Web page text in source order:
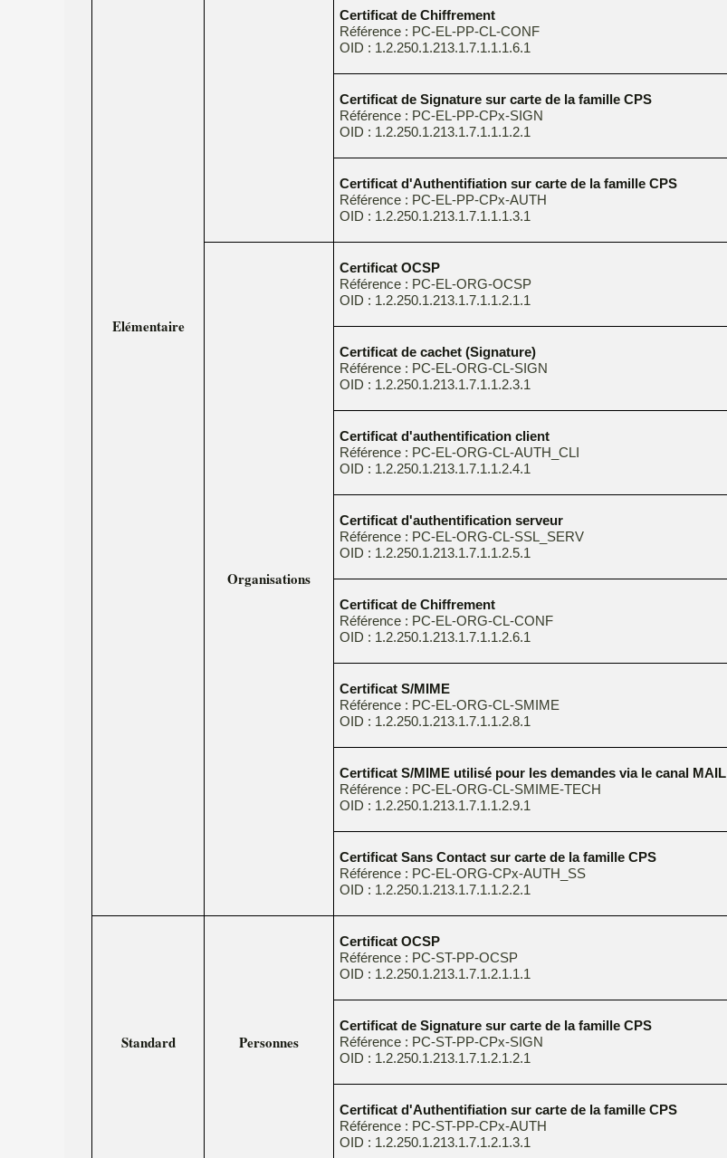
Elémentaire
Certificat de Chiffrement
Référence : PC-EL-PP-CL-CONF
OID : 1.2.250.1.213.1.7.1.1.1.6.1
Certificat de Signature sur carte de la famille CPS
Référence : PC-EL-PP-CPx-SIGN
OID : 1.2.250.1.213.1.7.1.1.1.2.1
Certificat d'Authentifiation sur carte de la famille CPS
Référence : PC-EL-PP-CPx-AUTH
OID : 1.2.250.1.213.1.7.1.1.1.3.1
Organisations
Certificat OCSP
Référence : PC-EL-ORG-OCSP
OID : 1.2.250.1.213.1.7.1.1.2.1.1
Certificat de cachet (Signature)
Référence : PC-EL-ORG-CL-SIGN
OID : 1.2.250.1.213.1.7.1.1.2.3.1
Certificat d'authentification client
Référence : PC-EL-ORG-CL-AUTH_CLI
OID : 1.2.250.1.213.1.7.1.1.2.4.1
Certificat d'authentification serveur
Référence : PC-EL-ORG-CL-SSL_SERV
OID : 1.2.250.1.213.1.7.1.1.2.5.1
Certificat de Chiffrement
Référence : PC-EL-ORG-CL-CONF
OID : 1.2.250.1.213.1.7.1.1.2.6.1
Certificat S/MIME
Référence : PC-EL-ORG-CL-SMIME
OID : 1.2.250.1.213.1.7.1.1.2.8.1
Certificat S/MIME utilisé pour les demandes via le canal MAIL
Référence : PC-EL-ORG-CL-SMIME-TECH
OID : 1.2.250.1.213.1.7.1.1.2.9.1
Certificat Sans Contact sur carte de la famille CPS
Référence : PC-EL-ORG-CPx-AUTH_SS
OID : 1.2.250.1.213.1.7.1.1.2.2.1
Standard Personnes
Certificat OCSP
Référence : PC-ST-PP-OCSP
OID : 1.2.250.1.213.1.7.1.2.1.1.1
Certificat de Signature sur carte de la famille CPS
Référence : PC-ST-PP-CPx-SIGN
OID : 1.2.250.1.213.1.7.1.2.1.2.1
Certificat d'Authentifiation sur carte de la famille CPS
Référence : PC-ST-PP-CPx-AUTH
OID : 1.2.250.1.213.1.7.1.2.1.3.1